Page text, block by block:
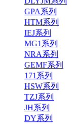
GPA系列
HTM系列
IEJ系列
MG1系列
NRA系列
GEMF系列
171系列
HSW系列
TZJ系列
JH系列
DY系列